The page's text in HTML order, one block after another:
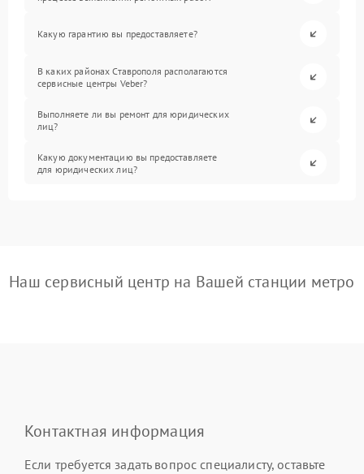
Какую гарантию вы предоставляете?
В каких районах Ставрополя располагаются
сервисные центры Veber?
Выполняете ли вы ремонт для юридических
лиц?
Какую документацию вы предоставляете
для юридических лиц?
Наш сервисный центр на Вашей станции метро
Контактная информация
Если требуется задать вопрос специалисту, оставьте